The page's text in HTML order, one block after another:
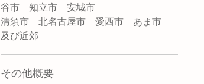
谷市 知立市 安城市
清須市 北名古屋市 愛西市 あま市
及び近郊
その他概要